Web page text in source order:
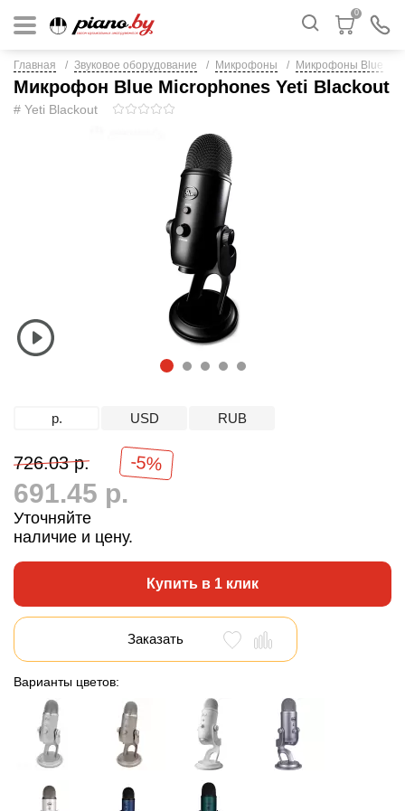
0
Главная Звуковое оборудование Микрофоны Микрофоны Blue
Микрофон Blue Microphones Yeti Blackout
# Yeti Blackout
1 2 3 4 5
р. USD RUB
726.03 р. -5%
691.45 р.
Уточняйте
наличие и цену.
Купить в 1 клик
Заказать
Варианты цветов: